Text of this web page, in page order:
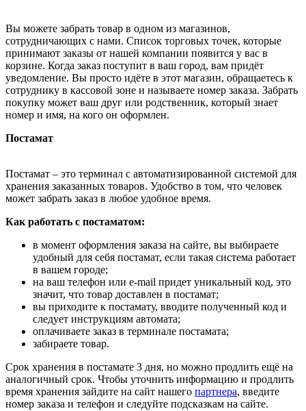
Вы можете забрать товар в одном из магазинов,
сотрудничающих с нами. Список торговых точек, которые
принимают заказы от нашей компании появится у вас в
корзине. Когда заказ поступит в ваш город, вам придёт
уведомление. Вы просто идёте в этот магазин, обращаетесь к
сотруднику в кассовой зоне и называете номер заказа. Забрать
покупку может ваш друг или родственник, который знает
номер и имя, на кого он оформлен.
Постамат
Постамат – это терминал с автоматизированной системой для
хранения заказанных товаров. Удобство в том, что человек
может забрать заказ в любое удобное время.
Как работать с постаматом:
в момент оформления заказа на сайте, вы выбираете
удобный для себя постамат, если такая система работает
в вашем городе;
на ваш телефон или e-mail придет уникальный код, это
значит, что товар доставлен в постамат;
вы приходите к постамату, вводите полученный код и
следует инструкциям автомата;
оплачиваете заказ в терминале постамата;
забираете товар.
Срок хранения в постамате 3 дня, но можно продлить ещё на
аналогичный срок. Чтобы уточнить информацию и продлить
время хранения зайдите на сайт нашего партнера, введите
номер заказа и телефон и следуйте подсказкам на сайте.